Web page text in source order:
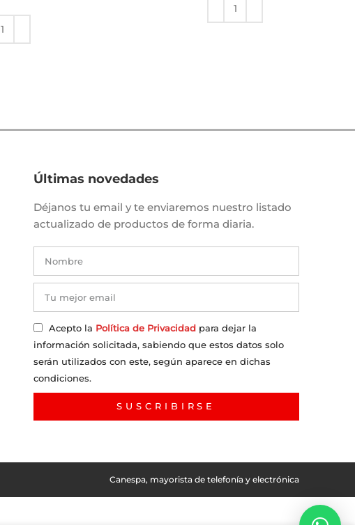
Últimas novedades
Déjanos tu email y te enviaremos nuestro listado
actualizado de productos de forma diaria.
Acepto la Política de Privacidad para dejar la
información solicitada, sabiendo que estos datos solo
serán utilizados con este, según aparece en dichas
condiciones.
SUSCRIBIRSE
Canespa, mayorista de telefonía y electrónica